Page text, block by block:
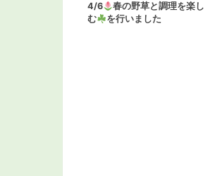
4/6
春の野草と調理を楽し
む
を行いました